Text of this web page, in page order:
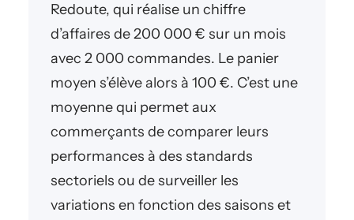
Redoute, qui réalise un chiffre
d’affaires de 200 000 € sur un mois
avec 2 000 commandes. Le panier
moyen s’élève alors à 100 €. C’est une
moyenne qui permet aux
commerçants de comparer leurs
performances à des standards
sectoriels ou de surveiller les
variations en fonction des saisons et